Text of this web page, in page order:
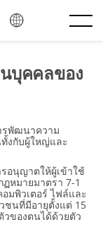
บุคคลของ
รพัฒนาความ
งกับผู้ใหญ่และ
อนุญาตให้ผู้เข้าใช้
หมายมาตรา 7-1
มพิวเตอร์ ไฟล์และ
ชนที่มีอายุตั้งแต่ 15
ของตนได้ด้วยตัว